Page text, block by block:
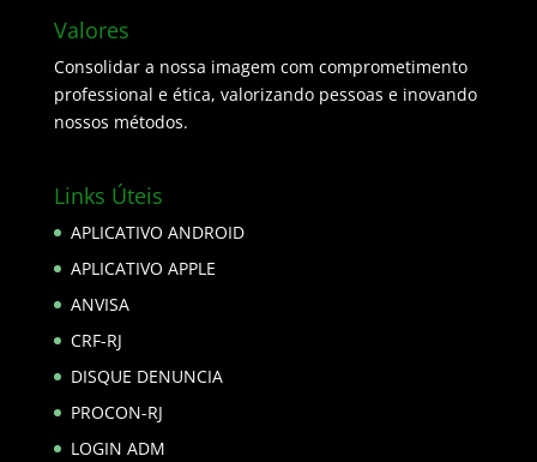
Valores
Consolidar a nossa imagem com comprometimento
professional e ética, valorizando pessoas e inovando
nossos métodos.
Links Úteis
APLICATIVO ANDROID
APLICATIVO APPLE
ANVISA
CRF-RJ
DISQUE DENUNCIA
PROCON-RJ
LOGIN ADM